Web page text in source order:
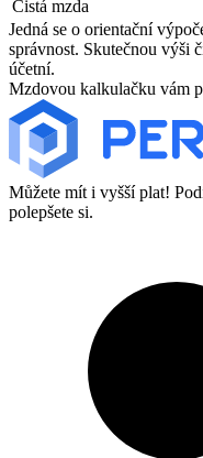
Čistá mzda
Jedná se o orientační
správnost. Skutečnou výši
účetní.
Mzdovou kalkulačku vám
Můžete mít i vyšší plat!
polepšete si.